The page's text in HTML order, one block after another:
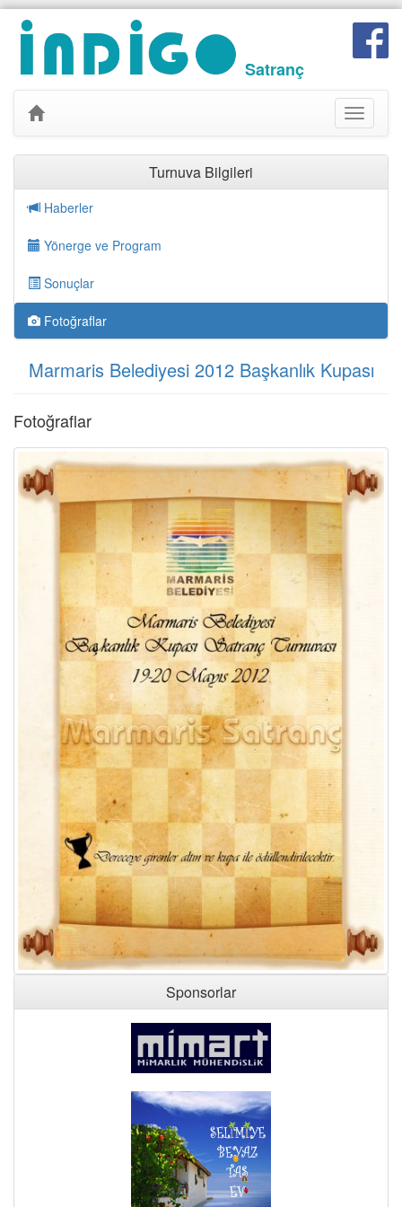
Satranç
Toggle
Turnuva Bilgileri
Haberler
Yönerge ve Program
Sonuçlar
Fotoğraflar
Marmaris Belediyesi 2012 Başkanlık Kupası
Fotoğraflar
Sponsorlar